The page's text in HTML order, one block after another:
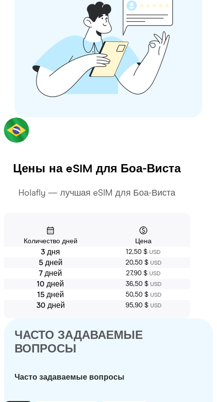
Цены на eSIM для Боа-Виста
Holafly — лучшая eSIM для Боа-Виста
Количество дней Цена
3 дня 12,50 $ USD
5 дней 20,50 $ USD
7 дней 27,90 $ USD
10 дней 36,50 $ USD
15 дней 50,50 $ USD
30 дней 95,90 $ USD
ЧАСТО ЗАДАВАЕМЫЕ
ВОПРОСЫ
Часто задаваемые вопросы